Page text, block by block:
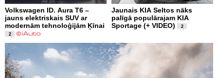
Volkswagen ID. Aura T6 –
jauns elektriskais SUV ar
modernām tehnoloģijām Ķīnai
2
Jaunais KIA Seltos nāks
palīgā populārajam KIA
Sportage (+ VIDEO)
2